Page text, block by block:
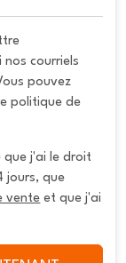
courriels
pouvez
politique de
que j'ai le droit
jours, que
vente et que j'ai